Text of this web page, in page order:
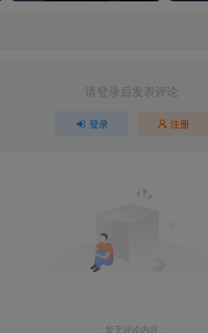
请登录后发表评论
登录 注册
暂无评论内容